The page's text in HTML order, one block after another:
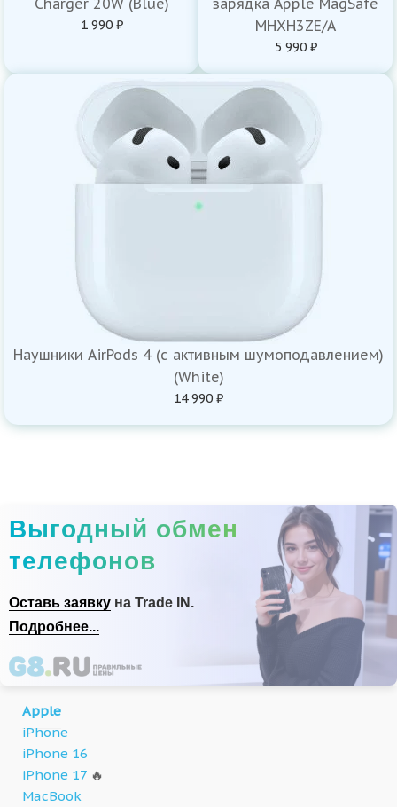
1 990 ₽
MHXH3ZE/A
5 990 ₽
Наушники AirPods 4 (с активным шумоподавлением)
(White)
14 990 ₽
Выгодный обмен
телефонов
Оставь заявку на Trade IN.
Подробнее...
Apple
iPhone
iPhone 16
iPhone 17 🔥
MacBook